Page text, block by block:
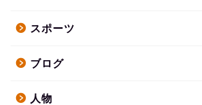
スポーツ
ブログ
人物